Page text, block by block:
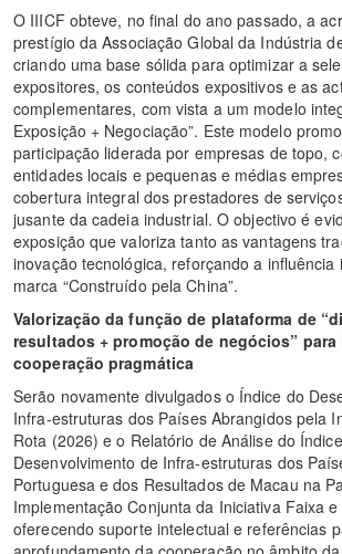
O IIICF obteve, no final do ano passado, a
prestígio da Associação Global da Indústria
criando uma base sólida para optimizar a
expositores, os conteúdos expositivos e as
complementares, com vista a um modelo
Exposição + Negociação”. Este modelo
participação liderada por empresas de topo,
entidades locais e pequenas e médias
cobertura integral dos prestadores de
jusante da cadeia industrial. O objectivo é
exposição que valoriza tanto as vantagens
inovação tecnológica, reforçando a influência
marca “Construído pela China”.
Valorização da função de plataforma de
resultados + promoção de negócios”
cooperação pragmática
Serão novamente divulgados o Índice do
Infra-estruturas dos Países Abrangidos pela
Rota (2026) e o Relatório de Análise do
Desenvolvimento de Infra-estruturas dos
Portuguesa e dos Resultados de Macau na
Implementação Conjunta da Iniciativa Faixa
oferecendo suporte intelectual e referências